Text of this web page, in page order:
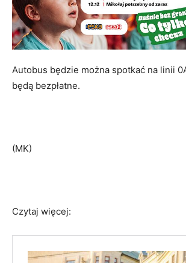
Autobus będzie można spotkać na linii
będą bezpłatne.
(MK)
Czytaj więcej: